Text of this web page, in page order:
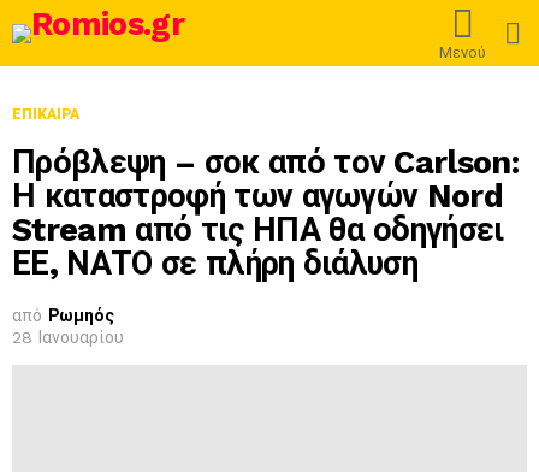
Μενού
ΕΠΊΚΑΙΡΑ
Πρόβλεψη – σοκ από τον Carlson:
Η καταστροφή των αγωγών Nord
Stream από τις ΗΠΑ θα οδηγήσει
ΕΕ, ΝΑΤΟ σε πλήρη διάλυση
από Ρωμηός
28 Ιανουαρίου